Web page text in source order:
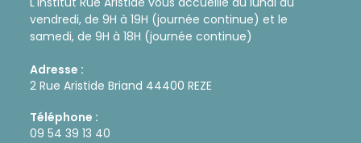
vendredi, de 9H à 19H (journée continue) et le
samedi, de 9H à 18H (journée continue)
Adresse :
2 Rue Aristide Briand 44400 REZE
Téléphone :
09 54 39 13 40